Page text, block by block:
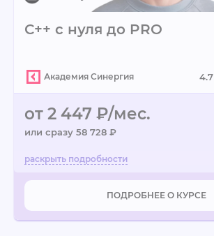
С++ с нуля до PRO
Академия Синергия 4.7
от 2 447 ₽/мес.
или сразу 58 728 ₽
ПОДРОБНЕЕ О КУРСЕ